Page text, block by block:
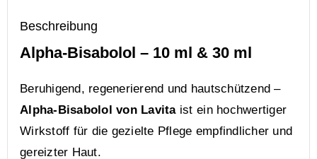
Beschreibung
Alpha-Bisabolol – 10 ml & 30 ml
Beruhigend, regenerierend und hautschützend –
Alpha-Bisabolol von Lavitaist ein hochwertiger
Wirkstoff für die gezielte Pflege empfindlicher und
gereizter Haut.